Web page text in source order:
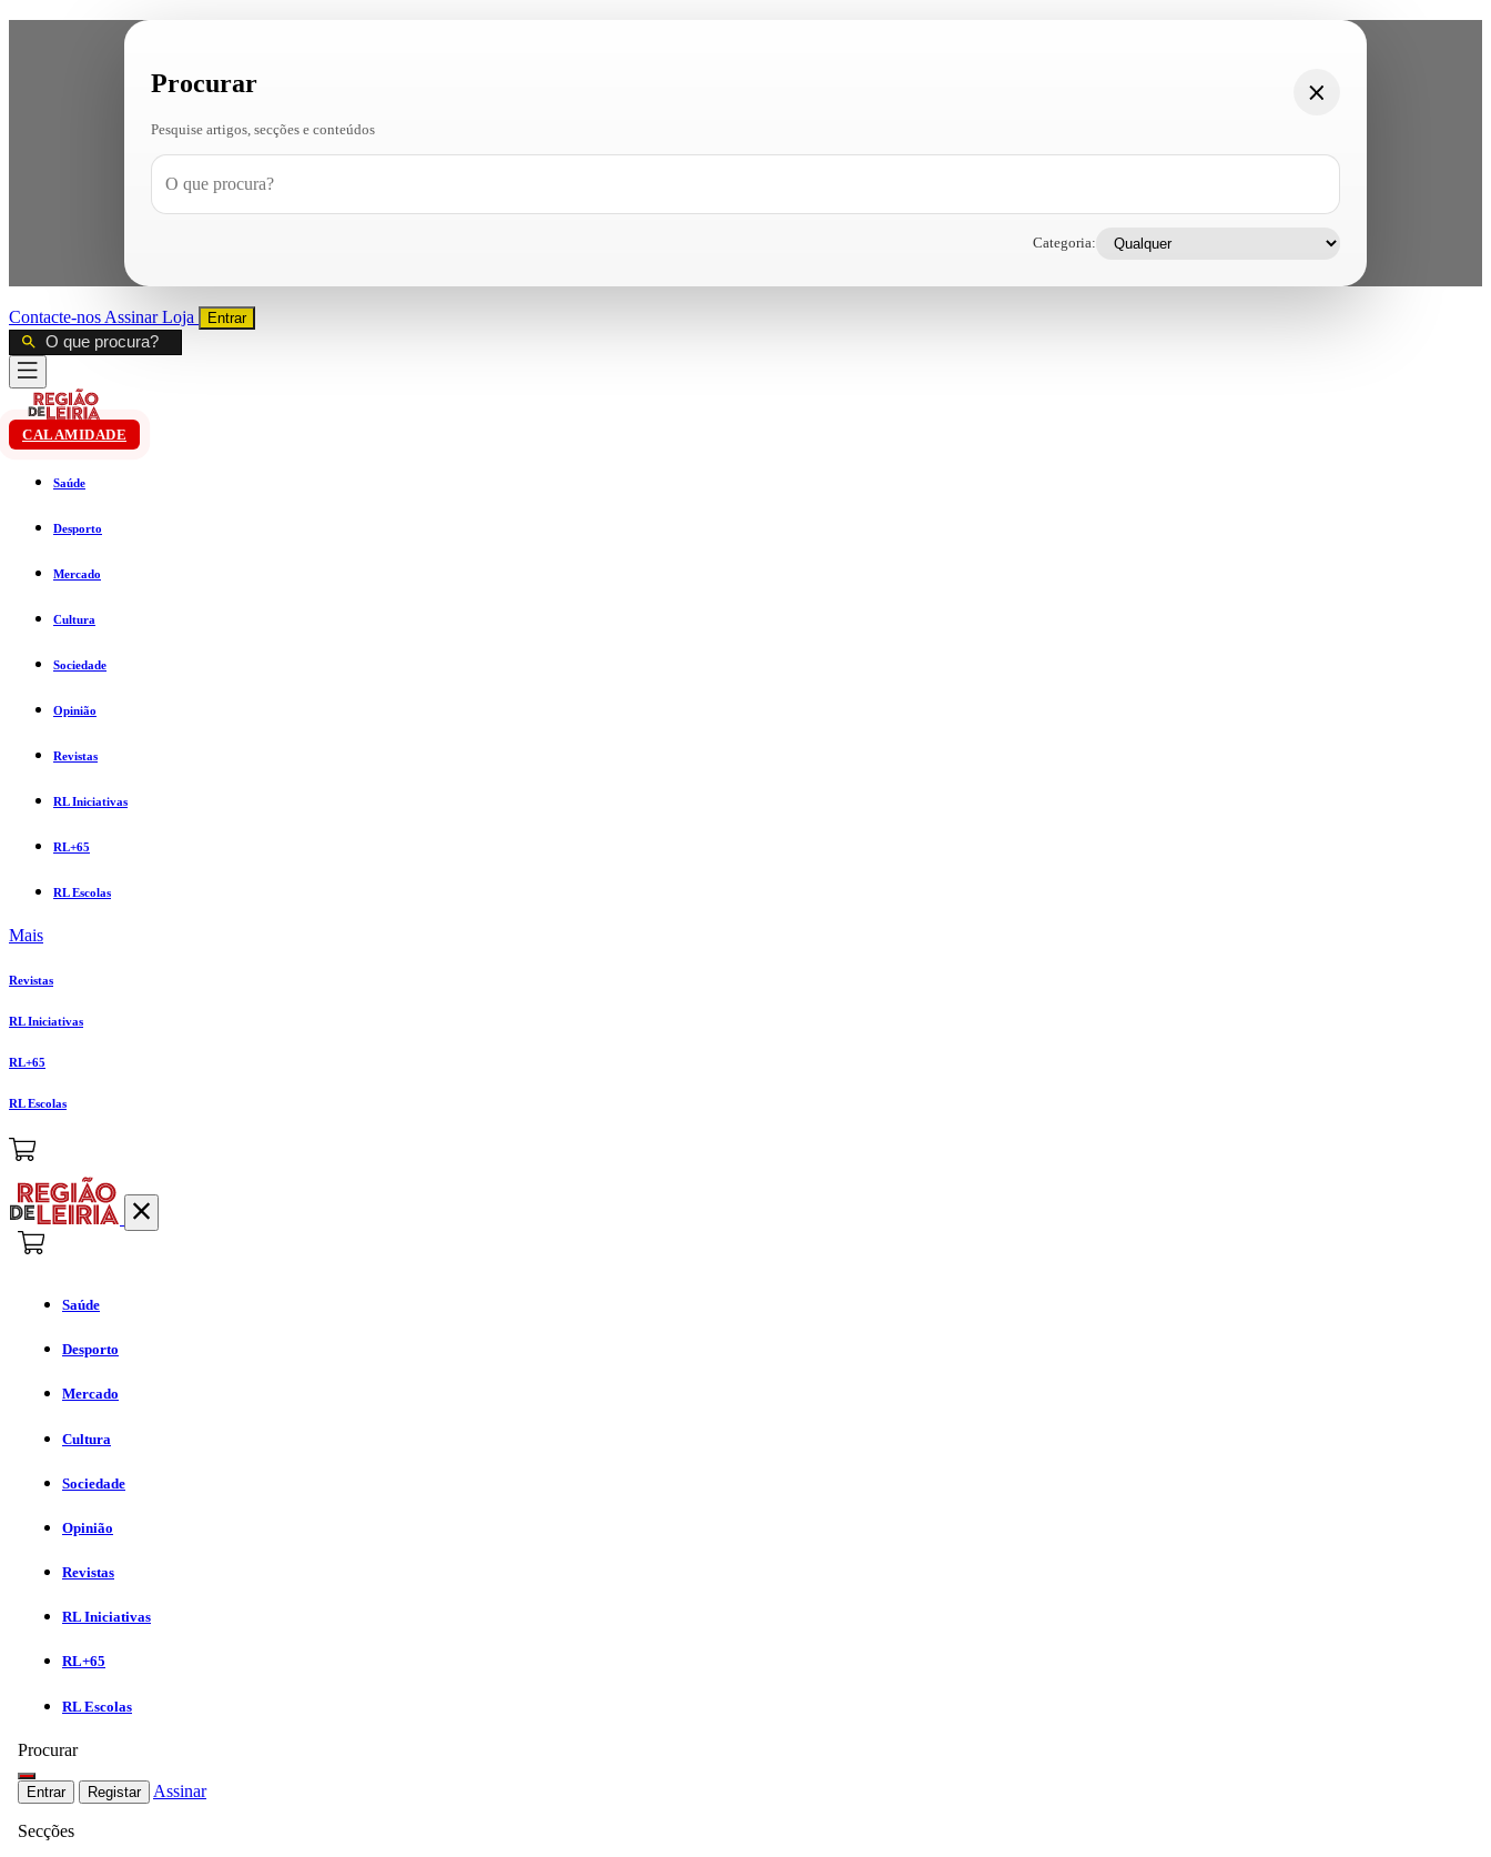
Procurar
Pesquise artigos, secções e conteúdos
Categoria:
Contacte-nos AssinarLoja Entrar
CALAMIDADE
Saúde
Desporto
Mercado
Cultura
Sociedade
Opinião
Revistas
RL Iniciativas
RL+65
RL Escolas
Mais
Revistas
RL Iniciativas
RL+65
RL Escolas
Saúde
Desporto
Mercado
Cultura
Sociedade
Opinião
Revistas
RL Iniciativas
RL+65
RL Escolas
Procurar
Entrar Registar Assinar
Secções